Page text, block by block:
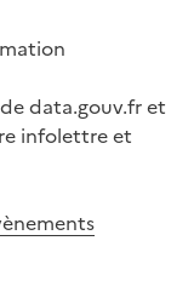
data.gouv.fr et
infolettre et